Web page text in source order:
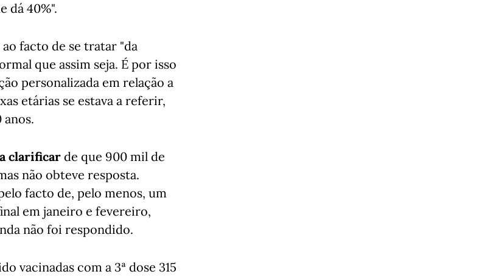
dá 40%".
facto de se tratar "da
que assim seja. É por isso
personalizada em relação a
etárias se estava a referir,
clarificar de que 900 mil de
não obteve resposta.
facto de, pelo menos, um
em janeiro e fevereiro,
não foi respondido.
vacinadas com a 3ª dose 315